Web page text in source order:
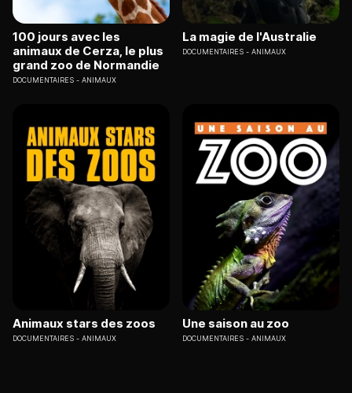
100 jours avec les
animaux de Cerza, le plus
grand zoo de Normandie
DOCUMENTAIRES ANIMAUX
La magie de l'Australie
DOCUMENTAIRES ANIMAUX
Animaux stars des zoos
DOCUMENTAIRES ANIMAUX
Une saison au zoo
DOCUMENTAIRES ANIMAUX